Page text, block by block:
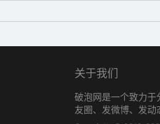
关于我们
破泡网是一个致力
友圈、发微博、发动